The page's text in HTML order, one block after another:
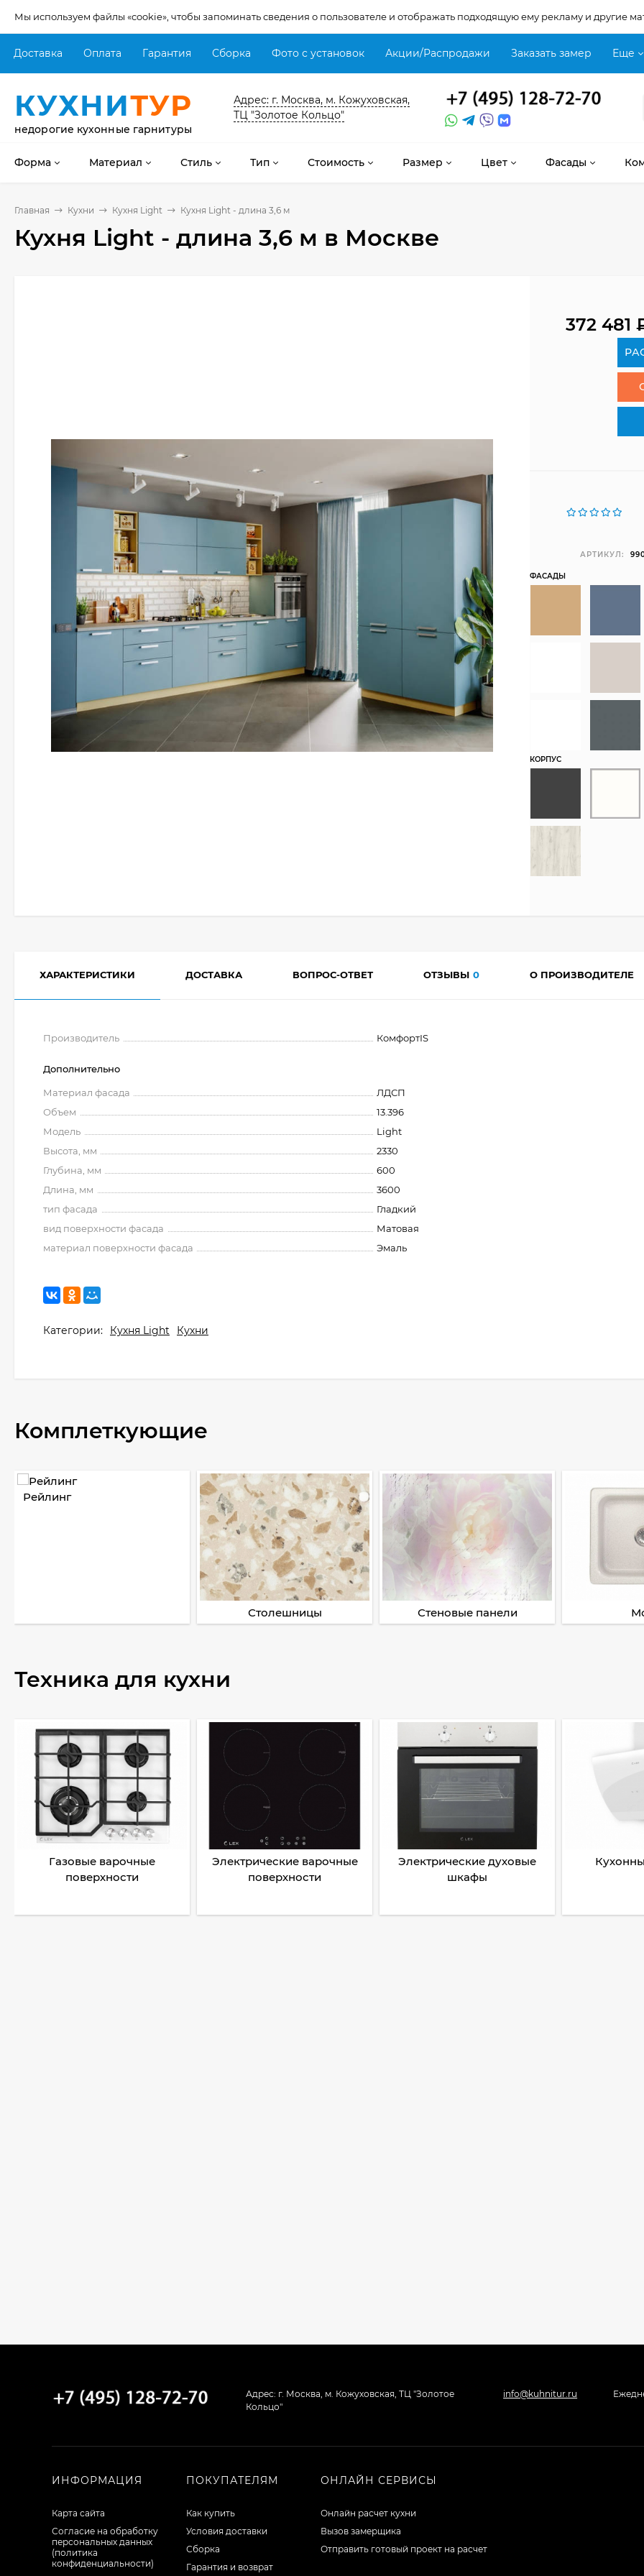
Мы используем файлы «cookie», чтобы запоминать сведения о пользователе и отображать подходящую ему рекламу и другие
Доставка Оплата Гарантия Сборка Фото с установок Акции/Распродажи Заказать замер Еще
КУХНИТУР
недорогие кухонные гарнитуры
Адрес: г. Москва, м. Кожуховская,
ТЦ "Золотое Кольцо"
Форма Материал Стиль Тип Стоимость Размер Цвет Фасады
Главная Кухни Кухня Light Кухня Light - длина 3,6 м
Кухня Light - длина 3,6 м в Москве
372 481
АРТИКУЛ:
ФАСАДЫ
КОРПУС
ХАРАКТЕРИСТИКИ ДОСТАВКА ВОПРОС-ОТВЕТ ОТЗЫВЫ 0 О ПРОИЗВОДИТЕЛЕ
Производитель КомфортIS
Дополнительно
Материал фасада
ЛДСП
Объем
13.396
Модель
Light
Высота, мм
2330
Глубина, мм
600
Длина, мм
3600
тип фасада
Гладкий
вид поверхности фасада
Матовая
материал поверхности фасада
Эмаль
Категории: Кухня Light Кухни
Комплеткующие
Рейлинг
Столешницы Стеновые панели
Техника для кухни
Газовые варочные
поверхности
Электрические варочные
поверхности
Электрические духовые
шкафы
Адрес: г. Москва, м. Кожуховская, ТЦ "Золотое
Кольцо"
info@kuhnitur.ru
ИНФОРМАЦИЯ
Карта сайта
Согласие на обработку
персональных данных
(политика
конфиденциальности)
ПОКУПАТЕЛЯМ
Как купить
Условия доставки
Сборка
Гарантия и возврат
ОНЛАЙН СЕРВИСЫ
Онлайн расчет кухни
Вызов замерщика
Отправить готовый проект на расчет